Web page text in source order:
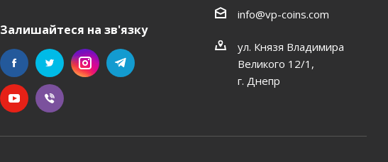
Залишайтеся на зв'язку
info@vp-coins.com
ул. Князя Владимира
Великого 12/1,
г. Днепр